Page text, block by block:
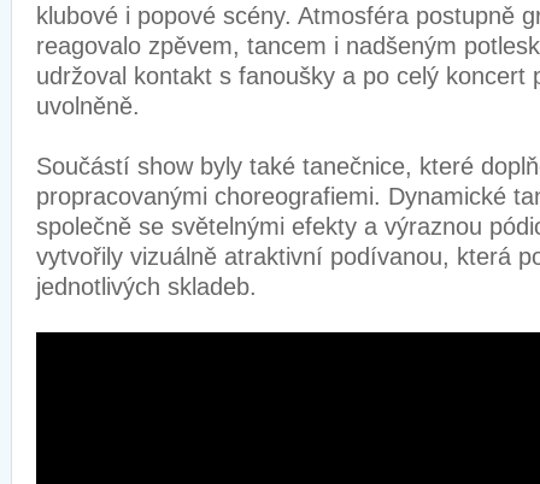
klubové i popové scény. Atmosféra postupně
reagovalo zpěvem, tancem i nadšeným
udržoval kontakt s fanoušky a po celý koncert
uvolněně.
Součástí show byly také tanečnice, které
propracovanými choreografiemi. Dynamické
společně se světelnými efekty a výraznou
vytvořily vizuálně atraktivní podívanou, která
jednotlivých skladeb.